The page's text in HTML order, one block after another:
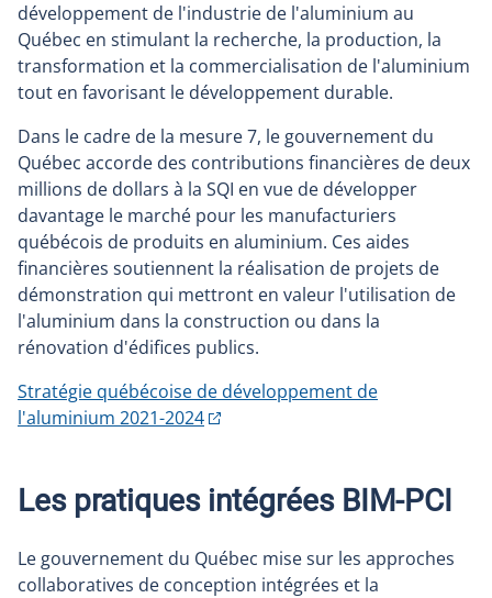
développement de l'industrie de l'aluminium au
Québec en stimulant la recherche, la production, la
transformation et la commercialisation de l'aluminium
tout en favorisant le développement durable.
Dans le cadre de la mesure 7, le gouvernement du
Québec accorde des contributions financières de deux
millions de dollars à la SQI en vue de développer
davantage le marché pour les manufacturiers
québécois de produits en aluminium. Ces aides
financières soutiennent la réalisation de projets de
démonstration qui mettront en valeur l'utilisation de
l'aluminium dans la construction ou dans la
rénovation d'édifices publics.
Stratégie québécoise de développement de
l'aluminium 2021-2024
Les pratiques intégrées BIM-PCI
Le gouvernement du Québec mise sur les approches
collaboratives de conception intégrées et la